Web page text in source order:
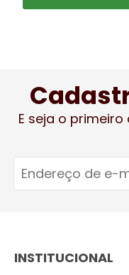
E seja o
INSTITUCIONAL